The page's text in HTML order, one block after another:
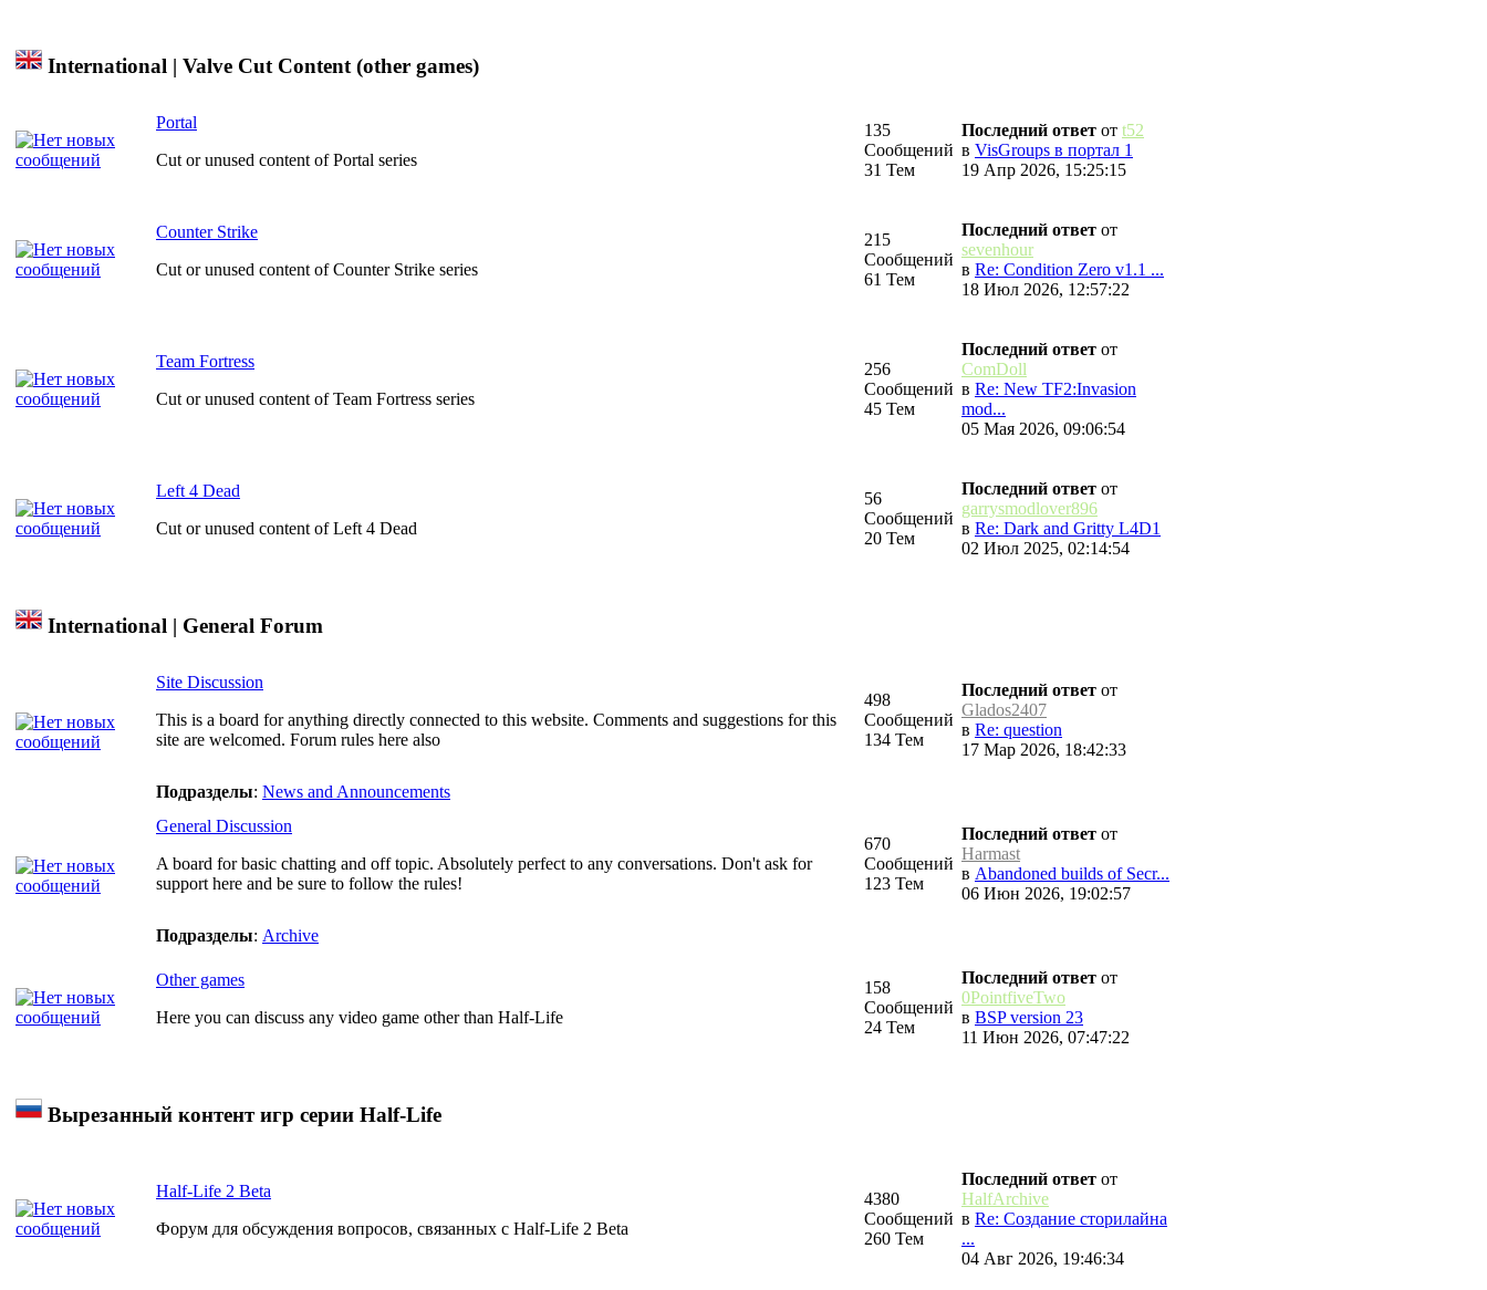
International | Valve Cut Content (other games)
Portal
Cut or unused content of Portal series
135
Сообщений
31 Тем
Последний ответ от t52
в VisGroups в портал 1
19 Апр 2026, 15:25:15
Counter Strike
Cut or unused content of Counter Strike series
215
Сообщений
61 Тем
Последний ответ от
sevenhour
в Re: Condition Zero v1.1 ...
18 Июл 2026, 12:57:22
Team Fortress
Cut or unused content of Team Fortress series
256
Сообщений
45 Тем
Последний ответ от
ComDoll
в Re: New TF2:Invasion
mod...
05 Мая 2026, 09:06:54
Left 4 Dead
Cut or unused content of Left 4 Dead
56
Сообщений
20 Тем
Последний ответ от
garrysmodlover896
в Re: Dark and Gritty L4D1
02 Июл 2025, 02:14:54
International | General Forum
Site Discussion
This is a board for anything directly connected to this website. Comments and suggestions for this
site are welcomed. Forum rules here also
498
Сообщений
134 Тем
Последний ответ от
Glados2407
в Re: question
17 Мар 2026, 18:42:33
Подразделы: News and Announcements
General Discussion
A board for basic chatting and off topic. Absolutely perfect to any conversations. Don't ask for
support here and be sure to follow the rules!
670
Сообщений
123 Тем
Последний ответ от
Harmast
в Abandoned builds of Secr...
06 Июн 2026, 19:02:57
Подразделы: Archive
Other games
Here you can discuss any video game other than Half-Life
158
Сообщений
24 Тем
Последний ответ от
0PointfiveTwo
в BSP version 23
11 Июн 2026, 07:47:22
Вырезанный контент игр серии Half-Life
Half-Life 2 Beta
Форум для обсуждения вопросов, связанных с Half-Life 2 Beta
4380
Сообщений
260 Тем
Последний ответ от
HalfArchive
в Re: Создание сторилайна
...
04 Авг 2026, 19:46:34